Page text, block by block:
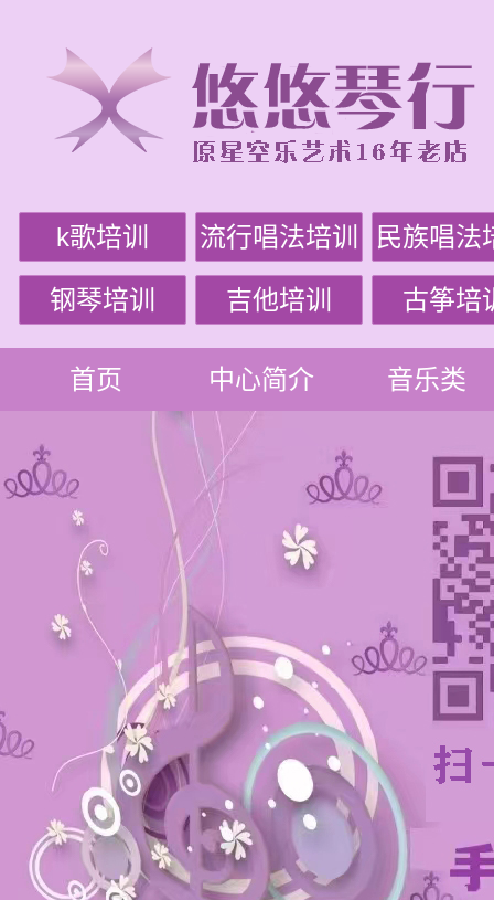
k歌培训 流行唱法培训 民族唱法
钢琴培训 吉他培训 古筝培
首页 中心简介 音乐类